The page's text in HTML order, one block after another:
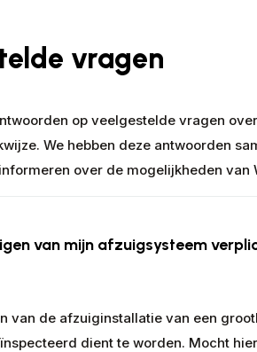
vragen
op veelgestelde vragen
We hebben deze antwoorden
over de mogelijkheden van
van mijn afzuigsysteem
van de afzuiginstallatie van een
dient te worden. Mocht